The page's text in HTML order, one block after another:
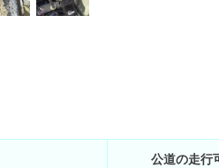
公道の走行